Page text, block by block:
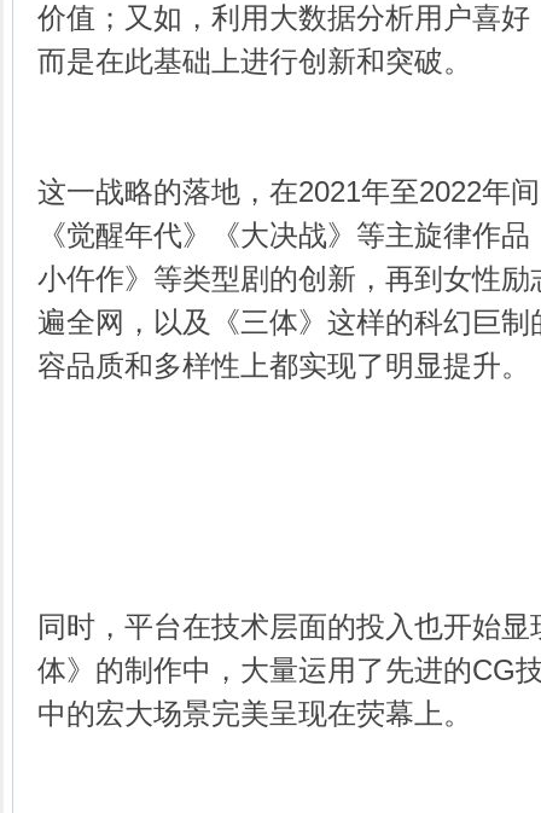
价值；又如，利用大数据分析用户喜
而是在此基础上进行创新和突破。
这一战略的落地，在2021年至2022年
《觉醒年代》《大决战》等主旋律作
小仵作》等类型剧的创新，再到女性
遍全网，以及《三体》这样的科幻巨
容品质和多样性上都实现了明显提升。
同时，平台在技术层面的投入也开始
体》的制作中，大量运用了先进的CG
中的宏大场景完美呈现在荧幕上。